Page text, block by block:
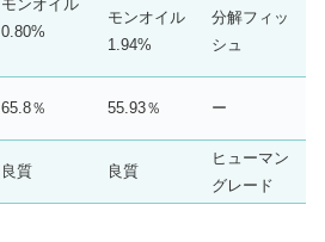
モンオイル
0.80%
モンオイル
1.94%
分解フィッ
シュ
65.8％ 55.93％ ー
良質 良質
ヒューマン
グレード